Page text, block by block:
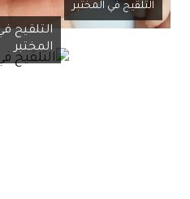
التلقيح في المختبر
التلقيح
المختبر